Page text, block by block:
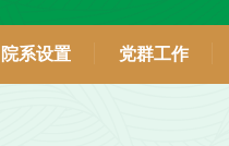
院系设置 党群工作